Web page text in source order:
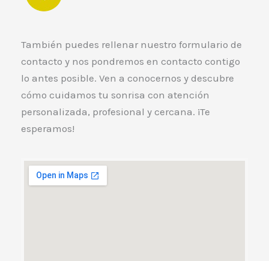
También puedes rellenar nuestro formulario de
contacto y nos pondremos en contacto contigo
lo antes posible. Ven a conocernos y descubre
cómo cuidamos tu sonrisa con atención
personalizada, profesional y cercana. ¡Te
esperamos!